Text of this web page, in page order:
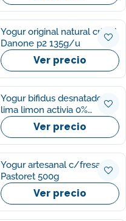
Yogur original natural cristal
Danone p2 135g/u
Ver precio
Yogur bifidus desnatado
lima limon activia 0%
Danone p4 125g/u
Ver precio
Yogur artesanal c/fresas
Pastoret 500g
Ver precio